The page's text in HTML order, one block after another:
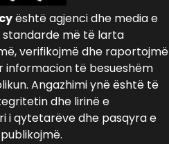
është agjenci dhe media e
standarde më të larta
verifikojmë dhe raportojmë
informacion të besueshëm
Angazhimi ynë është të
dhe lirinë e
i qytetarëve dhe pasqyra e